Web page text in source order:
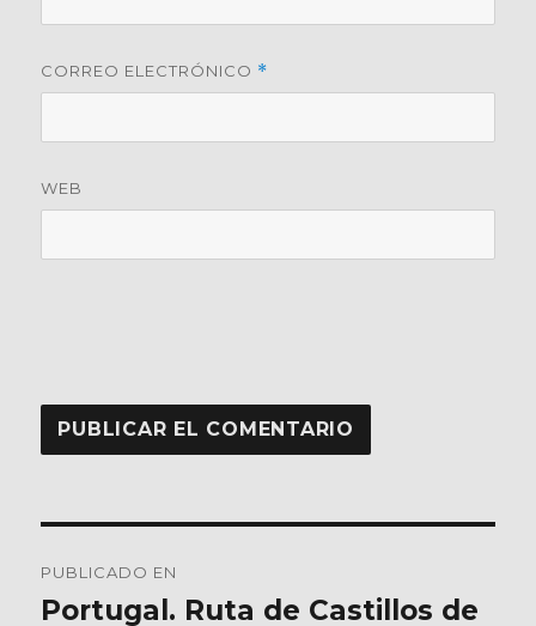
CORREO ELECTRÓNICO *
WEB
de
PUBLICADO EN
Portugal. Ruta de Castillos de